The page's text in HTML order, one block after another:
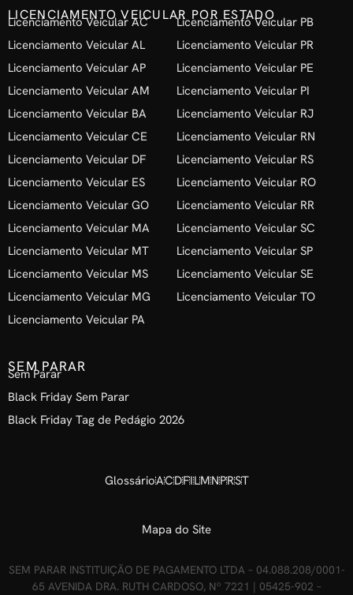
LICENCIAMENTO VEICULAR POR ESTADO
Licenciamento Veicular AC
Licenciamento Veicular AL
Licenciamento Veicular AP
Licenciamento Veicular AM
Licenciamento Veicular BA
Licenciamento Veicular CE
Licenciamento Veicular DF
Licenciamento Veicular ES
Licenciamento Veicular GO
Licenciamento Veicular MA
Licenciamento Veicular MT
Licenciamento Veicular MS
Licenciamento Veicular MG
Licenciamento Veicular PA
Licenciamento Veicular PB
Licenciamento Veicular PR
Licenciamento Veicular PE
Licenciamento Veicular PI
Licenciamento Veicular RJ
Licenciamento Veicular RN
Licenciamento Veicular RS
Licenciamento Veicular RO
Licenciamento Veicular RR
Licenciamento Veicular SC
Licenciamento Veicular SP
Licenciamento Veicular SE
Licenciamento Veicular TO
SEM PARAR
Sem Parar
Black Friday Sem Parar
Black Friday Tag de Pedágio 2026
GlossárioACDFILMNPRST
Mapa do Site
SEM PARAR INSTITUIÇÃO DE PAGAMENTO LTDA – 04.088.208/0001-
65 AVENIDA DRA. RUTH CARDOSO, Nº 7221 | 05425-902 –